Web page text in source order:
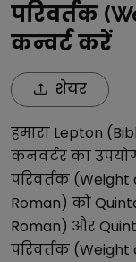
परिवर्तक
कन्वर्ट करें
शेयर
हमारा Lepton
कनवर्टर का
परिवर्तक (Weight
Roman) को
Roman) और
परिवर्तक (Weight